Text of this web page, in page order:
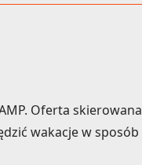
Oferta skierowana
wakacje w sposób